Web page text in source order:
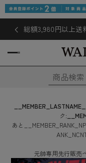
総額3,980円以上送
__MEMBER_LASTNAME__
ク:
あと
元帥専用先行販売